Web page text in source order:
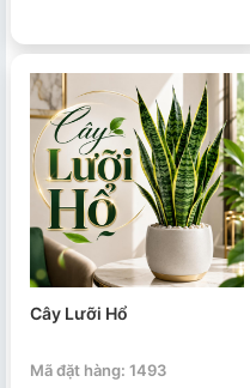
Cây Lưỡi Hổ
Mã đặt hàng: 1493